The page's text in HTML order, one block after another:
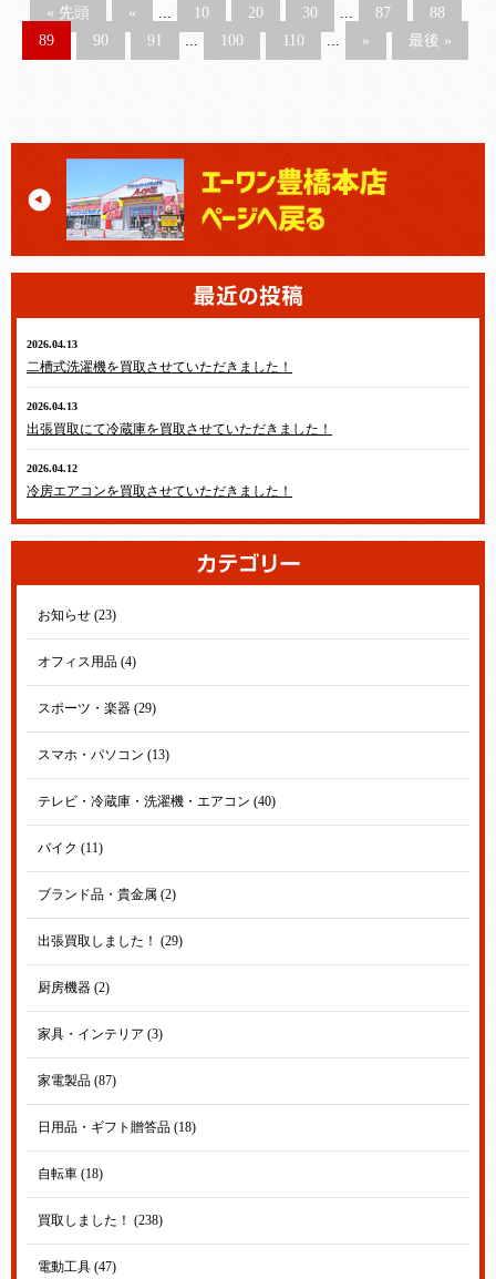
« 先頭 « ... 10 20 30 ... 87
88
89
90 91 ... 100 110 ... » 最後 »
2026.04.13
二槽式洗濯機を買取させていただきました！
2026.04.13
出張買取にて冷蔵庫を買取させていただきました！
2026.04.12
冷房エアコンを買取させていただきました！
お知らせ (23)
オフィス用品 (4)
スポーツ・楽器 (29)
スマホ・パソコン (13)
テレビ・冷蔵庫・洗濯機・エアコン (40)
バイク (11)
ブランド品・貴金属 (2)
出張買取しました！ (29)
厨房機器 (2)
家具・インテリア (3)
家電製品 (87)
日用品・ギフト贈答品 (18)
自転車 (18)
買取しました！ (238)
電動工具 (47)